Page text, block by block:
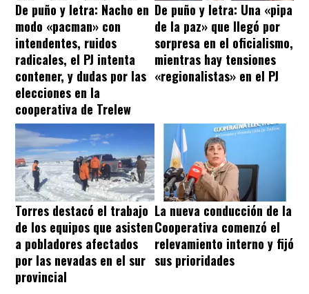
De puño y letra: Nacho en
modo «pacman» con
intendentes, ruidos
radicales, el PJ intenta
contener, y dudas por las
elecciones en la
cooperativa de Trelew
De puño y letra: Una «pipa
de la paz» que llegó por
sorpresa en el oficialismo,
mientras hay tensiones
«regionalistas» en el PJ
Torres destacó el trabajo
de los equipos que asisten
a pobladores afectados
por las nevadas en el sur
provincial
La nueva conducción de la
Cooperativa comenzó el
relevamiento interno y fijó
sus prioridades